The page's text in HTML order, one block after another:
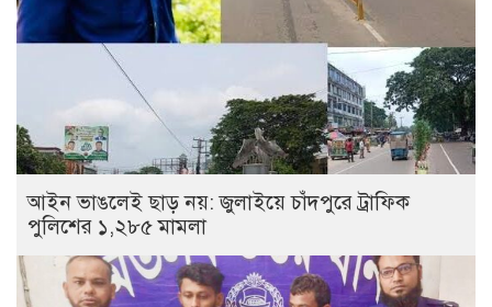
আইন ভাঙলেই ছাড় নয়: জুলাইয়ে চাঁদপুরে ট্রাফিক
পুলিশের ১,২৮৫ মামলা